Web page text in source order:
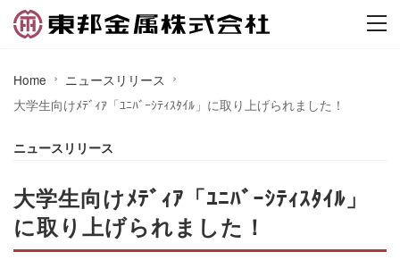
Home
ニュースリリース
大学生向けﾒﾃﾞｨｱ「ﾕﾆﾊﾞｰｼﾃｨｽﾀｲﾙ」に取り上げられました！
ニュースリリース
大学生向けﾒﾃﾞｨｱ「ﾕﾆﾊﾞｰｼﾃｨｽﾀｲﾙ」
に取り上げられました！